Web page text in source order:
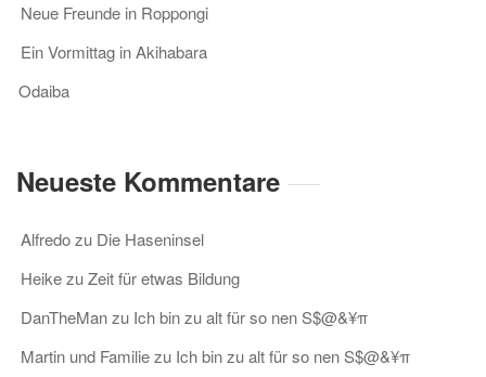
Neue Freunde in Roppongi
Ein Vormittag in Akihabara
Odaiba
Neueste Kommentare
Alfredozu Die Haseninsel
HeikezuZeit für etwas Bildung
DanTheManzu Ich bin zu alt für so nen S$@&¥π
Martin und Familiezu Ich bin zu alt für so nen S$@&¥π